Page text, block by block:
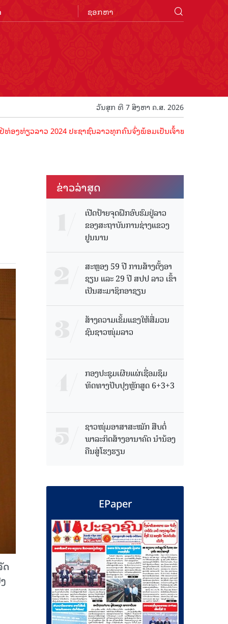
ວັນສຸກ ທີ 7 ສິງຫາ ຄ.ສ. 2026
ລາວ 2024 ປະຊາຊົນລາວທຸກຄົນຈົ່ງພ້ອມເປັນເຈົ້າພາບທີ່ດີ ຕ້ອນຮັບນັກ
ດ
ຂ່າວ​ລ່າ​ສຸດ
ເປີດປ້າຍຈຸດຝຶກອົບຮົມຢູ່ລາວ
ຂອງສະຖາບັນການຊ່າງແຂວງ
ຢູນນານ
ສະຫຼອງ 59 ປີ ການສ້າງຕັ້ງອາ
ຊຽນ ແລະ 29 ປີ ສປປ ລາວ ເຂົ້າ
ເປັນສະມາຊິກອາຊຽນ
ສ້າງຄວາມເຂັ້ມແຂງໃຫ້ສື່ມວນ
ຊົນຊາວໜຸ່ມລາວ
ກອງປະຊຸມເຜີຍແຜ່ເຊື່ອມຊຶມ
ທິດທາງປັບປຸງຫຼັກສູດ 6+3+3
ຊາວໜຸ່ມອາສາສະໝັກ ສືບຕໍ່
ພາລະກິດສ້າງອານາຄົດ ນໍານ້ອງ
ຄືນສູ່ໂຮງຮຽນ
EPaper